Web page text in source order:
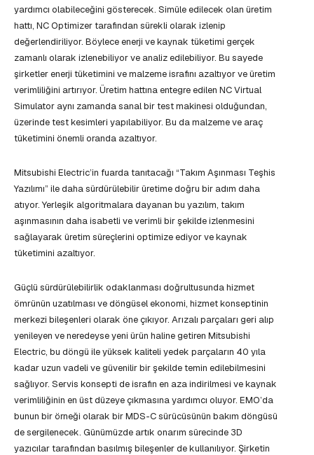
yardımcı olabileceğini gösterecek. Simüle edilecek olan üretim
hattı, NC Optimizer tarafından sürekli olarak izlenip
değerlendiriliyor. Böylece enerji ve kaynak tüketimi gerçek
zamanlı olarak izlenebiliyor ve analiz edilebiliyor. Bu sayede
şirketler enerji tüketimini ve malzeme israfını azaltıyor ve üretim
verimliliğini artırıyor. Üretim hattına entegre edilen NC Virtual
Simulator aynı zamanda sanal bir test makinesi olduğundan,
üzerinde test kesimleri yapılabiliyor. Bu da malzeme ve araç
tüketimini önemli oranda azaltıyor.
Mitsubishi Electric’in fuarda tanıtacağı “Takım Aşınması Teşhis
Yazılımı” ile daha sürdürülebilir üretime doğru bir adım daha
atıyor. Yerleşik algoritmalara dayanan bu yazılım, takım
aşınmasının daha isabetli ve verimli bir şekilde izlenmesini
sağlayarak üretim süreçlerini optimize ediyor ve kaynak
tüketimini azaltıyor.
Güçlü sürdürülebilirlik odaklanması doğrultusunda hizmet
ömrünün uzatılması ve döngüsel ekonomi, hizmet konseptinin
merkezi bileşenleri olarak öne çıkıyor. Arızalı parçaları geri alıp
yenileyen ve neredeyse yeni ürün haline getiren Mitsubishi
Electric, bu döngü ile yüksek kaliteli yedek parçaların 40 yıla
kadar uzun vadeli ve güvenilir bir şekilde temin edilebilmesini
sağlıyor. Servis konsepti de israfın en aza indirilmesi ve kaynak
verimliliğinin en üst düzeye çıkmasına yardımcı oluyor. EMO’da
bunun bir örneği olarak bir MDS-C sürücüsünün bakım döngüsü
de sergilenecek. Günümüzde artık onarım sürecinde 3D
yazıcılar tarafından basılmış bileşenler de kullanılıyor. Şirketin